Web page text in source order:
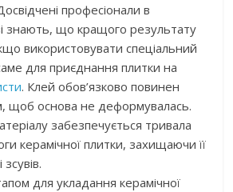
професіонали в
знають, що кращого результату
використовувати спеціальний
для приєднання плитки на
. Клей обов’язково повинен
щоб основа не деформувалась.
забезпечується тривала
керамічної плитки, захищаючи її
для укладання керамічної